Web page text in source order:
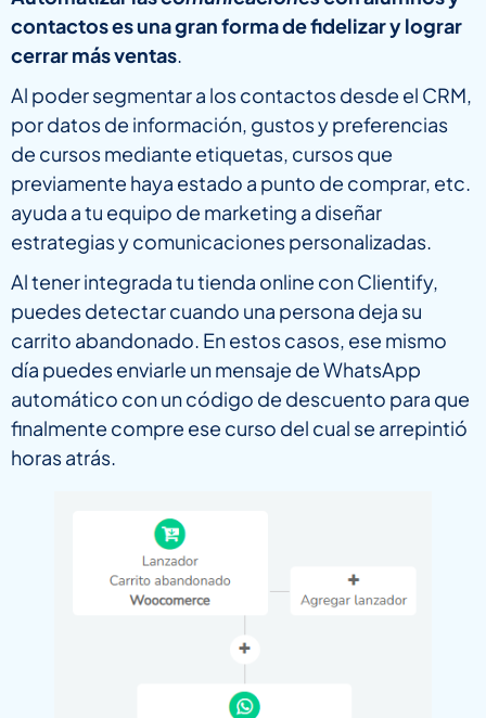
contactos es una gran forma de fidelizar y lograr
cerrar más ventas.
Al poder segmentar a los contactos desde el CRM,
por datos de información, gustos y preferencias
de cursos mediante etiquetas, cursos que
previamente haya estado a punto de comprar, etc.
ayuda a tu equipo de marketing a diseñar
estrategias y comunicaciones personalizadas.
Al tener integrada tu tienda online con Clientify,
puedes detectar cuando una persona deja su
carrito abandonado. En estos casos, ese mismo
día puedes enviarle un mensaje de WhatsApp
automático con un código de descuento para que
finalmente compre ese curso del cual se arrepintió
horas atrás.